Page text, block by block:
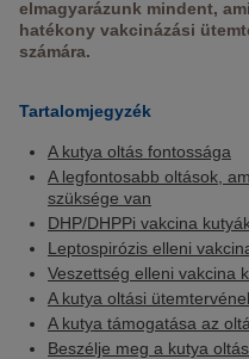
elmagyarázunk mindent,
hatékony vakcinázási
számára.
Tartalomjegyzék
A kutya oltás fontossága
A legfontosabb oltások,
szüksége van
DHP/DHPPi vakcina
Leptospirózis elleni
Veszettség elleni vakcina
A kutya oltási
A kutya támogatása az
Beszélje meg a kutya